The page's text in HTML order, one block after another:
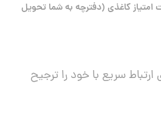
امتیاز کاغذی (دفترچه به شما تحویل
ارتباط سریع با خود را ترجیح